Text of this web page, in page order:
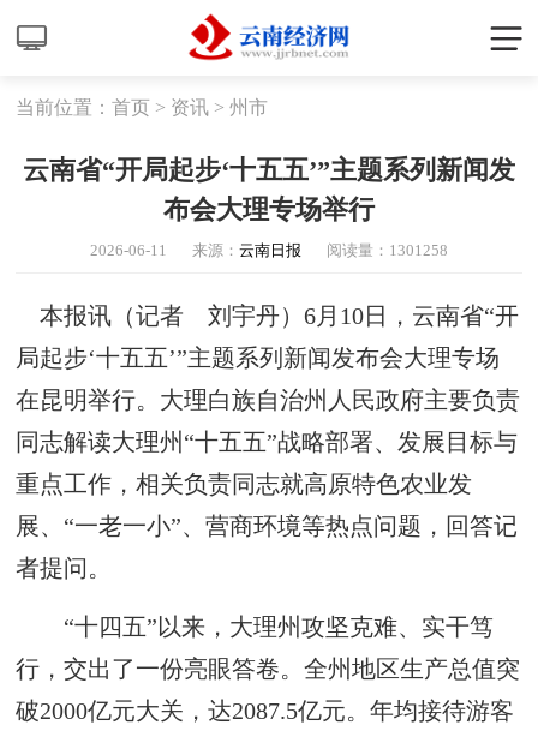
当前位置：首页 > 资讯 >州市
云南省“开局起步‘十五五’”主题系列新闻发
布会大理专场举行
2026-06-11 来源： 云南日报 阅读量： 1301258
本报讯（记者 刘宇丹）6月10日，云南省“开
局起步‘十五五’”主题系列新闻发布会大理专场
在昆明举行。大理白族自治州人民政府主要负责
同志解读大理州“十五五”战略部署、发展目标与
重点工作，相关负责同志就高原特色农业发
展、“一老一小”、营商环境等热点问题，回答记
者提问。
“十四五”以来，大理州攻坚克难、实干笃
行，交出了一份亮眼答卷。全州地区生产总值突
破2000亿元大关，达2087.5亿元。年均接待游客